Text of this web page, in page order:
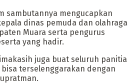
sambutannya mengucapkan
dinas pemuda dan olahraga
Muara serta pengurus
yang hadir.
juga buat seluruh panitia
terselenggarakan dengan